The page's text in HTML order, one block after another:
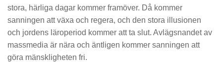
stora, härliga dagar kommer framöver. Då kommer
sanningen att växa och regera, och den stora illusionen
och jordens läroperiod kommer att ta slut. Avlägsnandet av
massmedia är nära och äntligen kommer sanningen att
göra mänskligheten fri.